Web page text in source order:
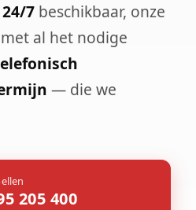
24/7 beschikbaar, onze
al het nodige
— die we
205 400